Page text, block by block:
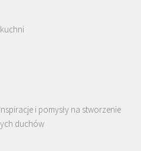
i pomysły na stworzenie
duchów